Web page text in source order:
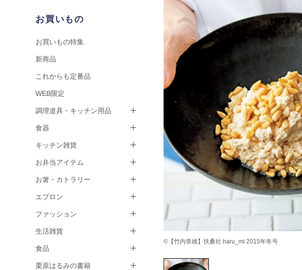
お買いもの
お買いもの特集
新商品
これからも定番品
WEB限定
調理道具・キッチン用品
食器
キッチン雑貨
お弁当アイテム
お箸・カトラリー
エプロン
ファッション
生活雑貨
食品
栗原はるみの書籍
©【竹内章雄】扶桑社 haru_mi 2015年冬号